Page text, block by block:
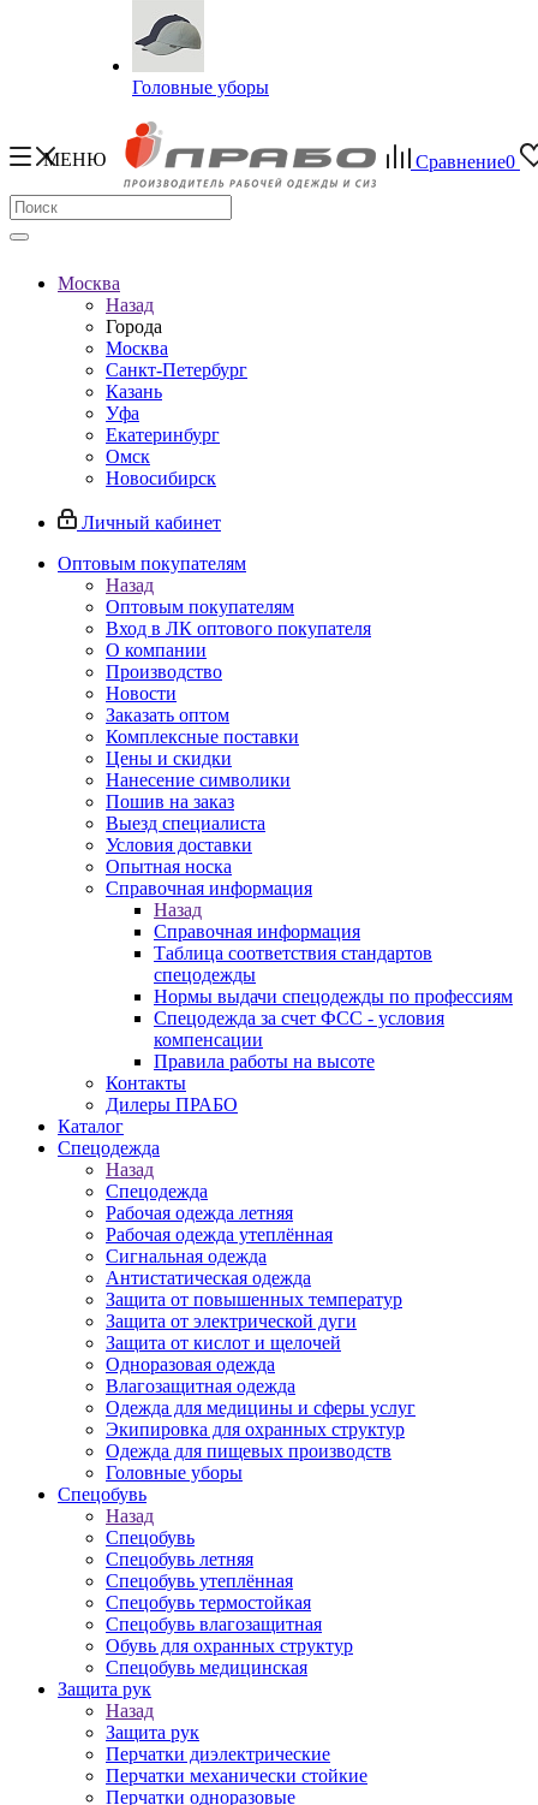
Головные уборы
МЕНЮ Сравнение0
Москва
Назад
Города
Москва
Санкт-Петербург
Казань
Уфа
Екатеринбург
Омск
Новосибирск
Личный кабинет
Оптовым покупателям
Назад
Оптовым покупателям
Вход в ЛК оптового покупателя
О компании
Производство
Новости
Заказать оптом
Комплексные поставки
Цены и скидки
Нанесение символики
Пошив на заказ
Выезд специалиста
Условия доставки
Опытная носка
Справочная информация
Назад
Справочная информация
Таблица соответствия стандартов
спецодежды
Нормы выдачи спецодежды по профессиям
Спецодежда за счет ФСС - условия
компенсации
Правила работы на высоте
Контакты
Дилеры ПРАБО
Каталог
Спецодежда
Назад
Спецодежда
Рабочая одежда летняя
Рабочая одежда утеплённая
Сигнальная одежда
Антистатическая одежда
Защита от повышенных температур
Защита от электрической дуги
Защита от кислот и щелочей
Одноразовая одежда
Влагозащитная одежда
Одежда для медицины и сферы услуг
Экипировка для охранных структур
Одежда для пищевых производств
Головные уборы
Спецобувь
Назад
Спецобувь
Спецобувь летняя
Спецобувь утеплённая
Спецобувь термостойкая
Спецобувь влагозащитная
Обувь для охранных структур
Спецобувь медицинская
Защита рук
Назад
Защита рук
Перчатки диэлектрические
Перчатки механически стойкие
Перчатки одноразовые